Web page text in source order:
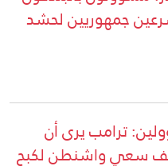
جمهوريين لحشد
ترامب يرى أن
سعي واشنطن لكبح